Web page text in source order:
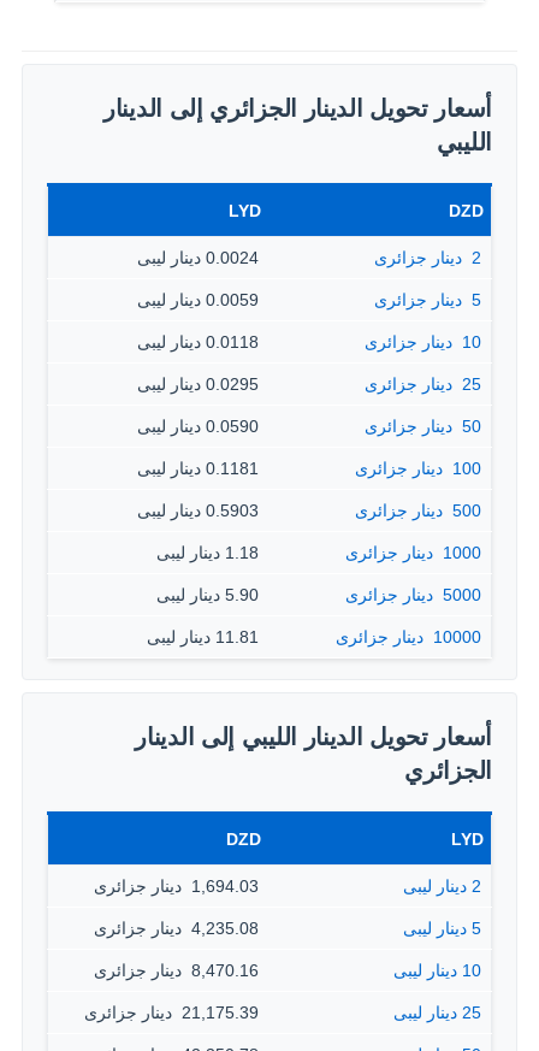
أسعار تحويل الدينار الجزائري إلى الدينار
الليبي
DZD
LYD
2 ‏ دينار جزائرى 0.0024 دينار ليبى
5 ‏ دينار جزائرى 0.0059 دينار ليبى
10 ‏ دينار جزائرى 0.0118 دينار ليبى
25 ‏ دينار جزائرى 0.0295 دينار ليبى
50 ‏ دينار جزائرى 0.0590 دينار ليبى
100 ‏ دينار جزائرى 0.1181 دينار ليبى
500 ‏ دينار جزائرى 0.5903 دينار ليبى
1000 ‏ دينار جزائرى 1.18 دينار ليبى
5000 ‏ دينار جزائرى 5.90 دينار ليبى
10000 ‏ دينار جزائرى 11.81 دينار ليبى
أسعار تحويل الدينار الليبي إلى الدينار
الجزائري
LYD
DZD
2 دينار ليبى 1,694.03 ‏ دينار جزائرى
5 دينار ليبى 4,235.08 ‏ دينار جزائرى
10 دينار ليبى 8,470.16 ‏ دينار جزائرى
25 دينار ليبى 21,175.39 ‏ دينار جزائرى